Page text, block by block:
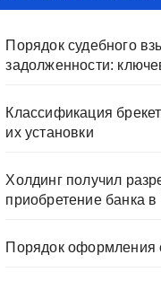
Порядок судебного
задолженности:
Классификация
их установки
Холдинг получил
приобретение банка в
Порядок оформления